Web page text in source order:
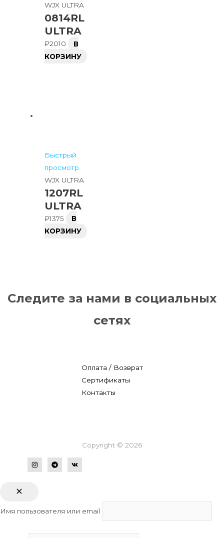
WJX ULTRA
0814RL
ULTRA
₽2010
В
КОРЗИНУ
Быстрый
просмотр
WJX ULTRA
1207RL
ULTRA
₽1375
В
КОРЗИНУ
Следите за нами в социальных
сетях
Оплата / Возврат
Сертификаты
Контакты
Copyright © 2026
Имя пользователя или email